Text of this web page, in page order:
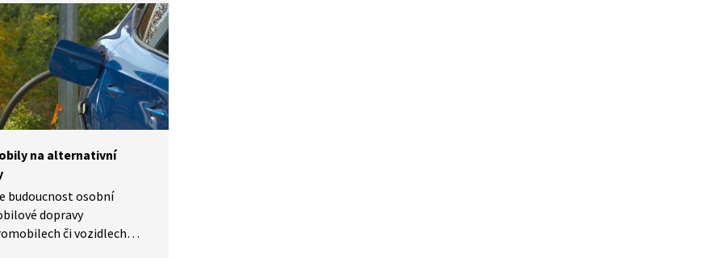
zemní plyn minimálně
ovzduší. Jednou z dalších
paliva je možnost
nádrže přímo doma. Jaké
na alternativní
budoucnost osobní
dopravy
či vozidlech